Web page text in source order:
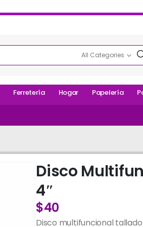
All Categories
Ferretería Hogar Papelería
Disco
4″
$40
Disco multifuncional